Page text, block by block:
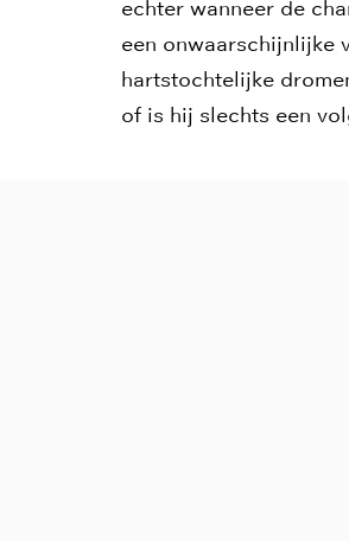
echter wanneer de
een onwaarschijnlijke
hartstochtelijke
of is hij slechts een